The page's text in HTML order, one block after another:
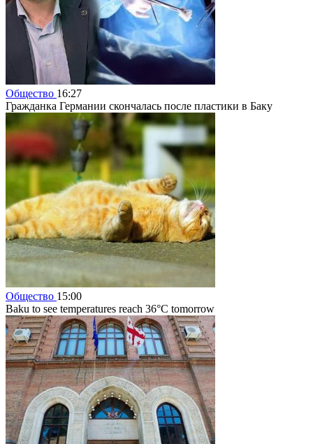
Общество 16:27
Гражданка Германии скончалась после пластики в Баку
Общество 15:00
Baku to see temperatures reach 36°C tomorrow